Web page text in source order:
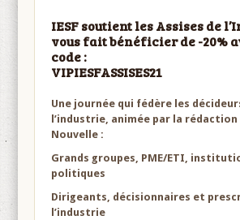
IESF soutient les Assises de
vous fait bénéficier de -20%
code :
VIPIESFASSISES21
Une journée qui fédère les
l’industrie, animée par la rédaction
Nouvelle :
Grands groupes, PME/ETI,
politiques
Dirigeants, décisionnaires et
l’industrie